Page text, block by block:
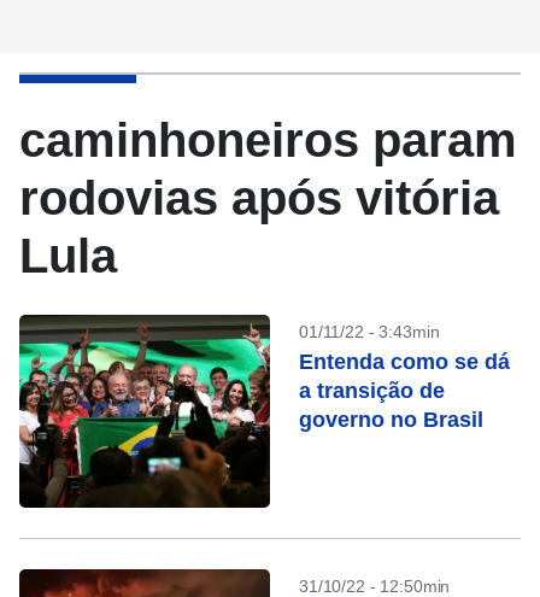
caminhoneiros param
rodovias após vitória
Lula
01/11/22 - 3:43min
Entenda como se dá
a transição de
governo no Brasil
31/10/22 - 12:50min